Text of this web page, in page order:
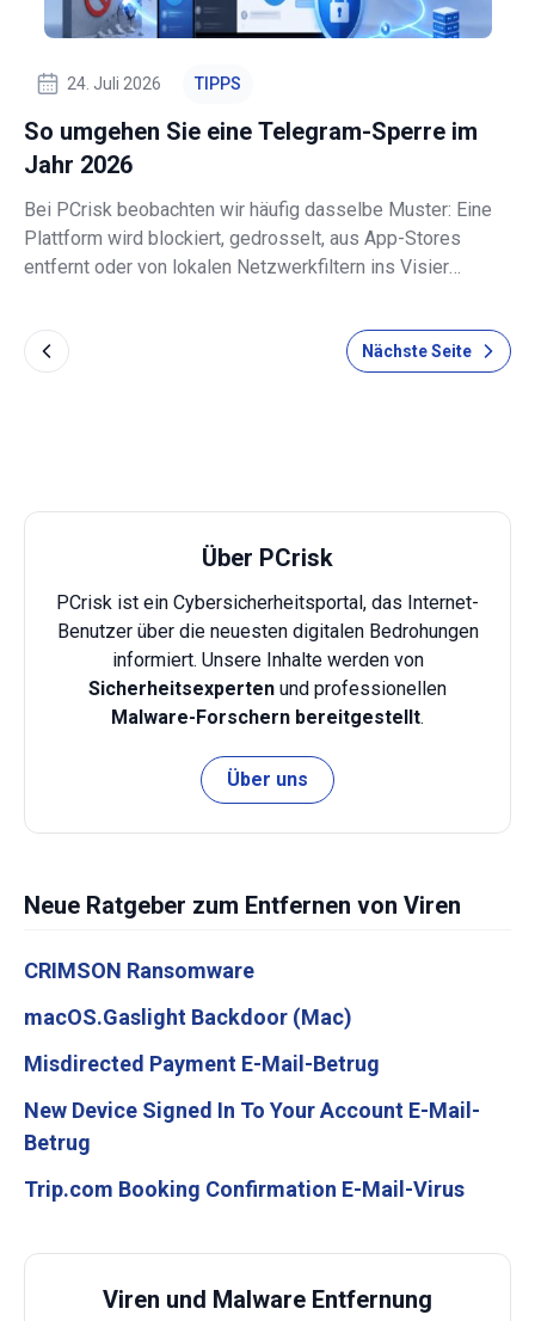
24. Juli 2026 TIPPS
So umgehen Sie eine Telegram-Sperre im
Jahr 2026
Bei PCrisk beobachten wir häufig dasselbe Muster: Eine
Plattform wird blockiert, gedrosselt, aus App-Stores
entfernt oder von lokalen Netzwerkfiltern ins Visier
der Dienst ausgefallen ist, ob ihr Internetanbieter beteiligt
ist oder ob ihr Land
Nächste Seite
Über PCrisk
PCrisk ist ein Cybersicherheitsportal, das Internet-
Benutzer über die neuesten digitalen Bedrohungen
informiert. Unsere Inhalte werden von
Sicherheitsexperten und professionellen
Malware-Forschern bereitgestellt.
Über uns
Neue Ratgeber zum Entfernen von Viren
CRIMSON Ransomware
macOS.Gaslight Backdoor (Mac)
Misdirected Payment E-Mail-Betrug
New Device Signed In To Your Account E-Mail-
Betrug
Trip.com Booking Confirmation E-Mail-Virus
Viren und Malware Entfernung